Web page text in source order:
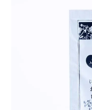
ショップガイド
ギフト対応について